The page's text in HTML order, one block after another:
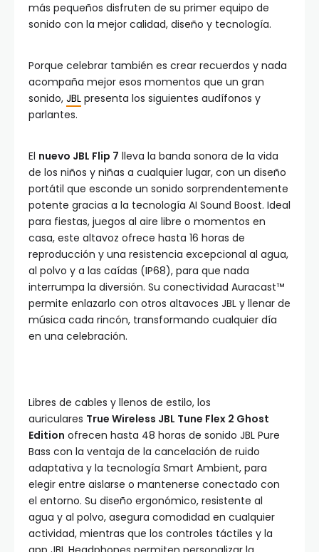
más pequeños disfruten de su primer equipo de
sonido con la mejor calidad, diseño y tecnología.
Porque celebrar también es crear recuerdos y nada
acompaña mejor esos momentos que un gran
sonido, JBL presenta los siguientes audífonos y
parlantes.
El nuevo JBL Flip 7 lleva la banda sonora de la vida
de los niños y niñas a cualquier lugar, con un diseño
portátil que esconde un sonido sorprendentemente
potente gracias a la tecnología AI Sound Boost. Ideal
para fiestas, juegos al aire libre o momentos en
casa, este altavoz ofrece hasta 16 horas de
reproducción y una resistencia excepcional al agua,
al polvo y a las caídas (IP68), para que nada
interrumpa la diversión. Su conectividad Auracast™
permite enlazarlo con otros altavoces JBL y llenar de
música cada rincón, transformando cualquier día
en una celebración.
Libres de cables y llenos de estilo, los
auriculares True Wireless JBL Tune Flex 2 Ghost
Edition ofrecen hasta 48 horas de sonido JBL Pure
Bass con la ventaja de la cancelación de ruido
adaptativa y la tecnología Smart Ambient, para
elegir entre aislarse o mantenerse conectado con
el entorno. Su diseño ergonómico, resistente al
agua y al polvo, asegura comodidad en cualquier
actividad, mientras que los controles táctiles y la